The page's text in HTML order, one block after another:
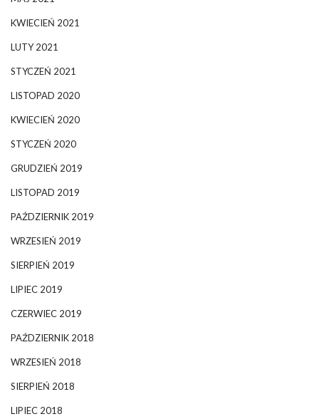
KWIECIEŃ 2021
LUTY 2021
STYCZEŃ 2021
LISTOPAD 2020
KWIECIEŃ 2020
STYCZEŃ 2020
GRUDZIEŃ 2019
LISTOPAD 2019
PAŹDZIERNIK 2019
WRZESIEŃ 2019
SIERPIEŃ 2019
LIPIEC 2019
CZERWIEC 2019
PAŹDZIERNIK 2018
WRZESIEŃ 2018
SIERPIEŃ 2018
LIPIEC 2018